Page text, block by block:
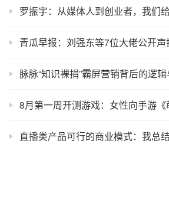
脉脉“知识裸捐”霸屏营销背后的逻
8月第一周开测游戏：女性向手游
直播类产品可行的商业模式：我总